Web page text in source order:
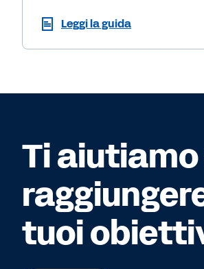
Leggi la guida
Ti
tuoi